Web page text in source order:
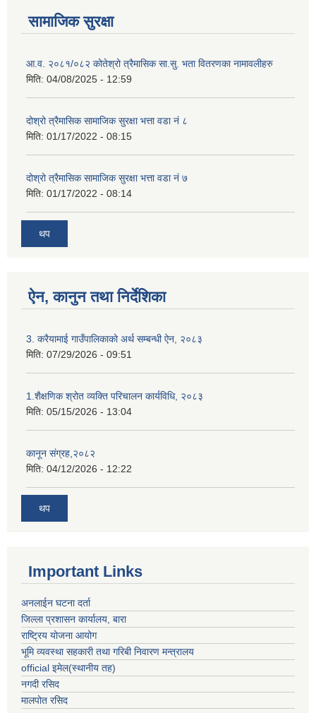
सामाजिक सुरक्षा
आ.व. २०८१/०८२ कोतेश्रो त्रैमासिक सा.सु. भता वितरणका नामावलीहरु
मिति: 04/08/2025 - 12:59
दोश्रो त्रैमासिक सामाजिक सुरक्षा भत्ता वडा नं ८
मिति: 01/17/2022 - 08:15
दोश्रो त्रैमासिक सामाजिक सुरक्षा भत्ता वडा नं ७
मिति: 01/17/2022 - 08:14
थप
ऐन, कानुन तथा निर्देशिका
3. करैयामाई गाउँपालिकाको अर्थ सम्बन्धी ऐन, २०८३
मिति: 07/29/2026 - 09:51
1.शैक्षणिक श्रोत व्यक्ति परिचालन कार्यविधि, २०८३
मिति: 05/15/2026 - 13:04
कानून संग्रह,२०८२
मिति: 04/12/2026 - 12:22
थप
Important Links
अनलाईन घटना दर्ता
जिल्ला प्रशासन कार्यालय, बारा
राष्ट्रिय योजना आयोग
भूमि व्यवस्था सहकारी तथा गरिबी निवारण मन्त्रालय
official इमेल(स्थानीय तह)
नगदी रसिद
मालपोत रसिद